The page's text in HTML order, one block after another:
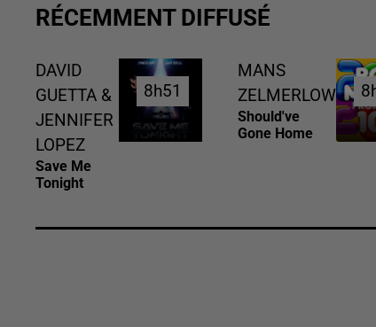
RÉCEMMENT DIFFUSÉ
DAVID
GUETTA &
JENNIFER
LOPEZ
Save Me
Tonight
8h51
8h51
MANS
ZELMERLOW
Should've
Gone Home